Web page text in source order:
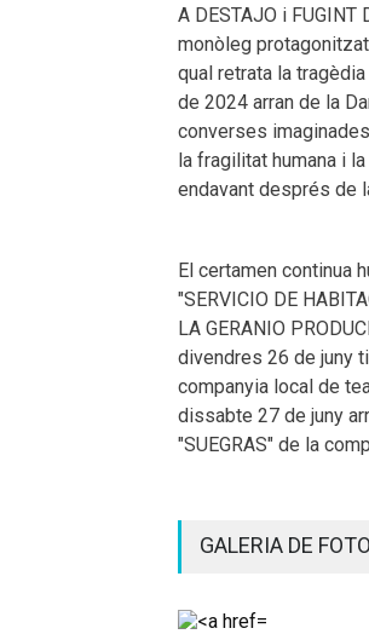
A DESTAJO i FUGINT
monòleg
qual retrata la
de 2024 arran de la
converses
la fragilitat humana i
endavant després de
El certamen continua
"SERVICIO DE
LA GERANIO
divendres 26 de juny
companyia local de
dissabte 27 de juny
"SUEGRAS" de la
GALERIA DE